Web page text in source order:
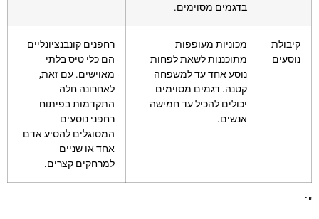
בדגמים מסוימים.
קיבולת
נוסעים
מכוניות מעופפות
מתוכננות לשאת לפחות
נוסע אחד עד למשפחה
קטנה. דגמים מסוימים
יכולים להכיל עד חמישה
אנשים.
רחפנים קונבנציונליים
הם כלי טיס בלתי
מאוישים. עם זאת,
לאחרונה חלה
התקדמות בפיתוח
רחפני נוסעים
המסוגלים להסיע אדם
אחד או שניים
למרחקים קצרים.
"`